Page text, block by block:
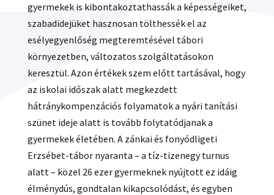
gyermekek is kibontakoztathassák a képességeiket,
szabadidejüket hasznosan tölthessék el az
esélyegyenlőség megteremtésével tábori
környezetben, változatos szolgáltatásokon
keresztül. Azon értékek szem előtt tartásával, hogy
az iskolai időszak alatt megkezdett
hátránykompenzációs folyamatok a nyári tanítási
szünet ideje alatt is tovább folytatódjanak a
gyermekek életében. A zánkai és fonyódligeti
Erzsébet-tábor nyaranta – a tíz-tizenegy turnus
alatt – közel 26 ezer gyermeknek nyújtott ez idáig
élménydús, gondtalan kikapcsolódást, és egyben